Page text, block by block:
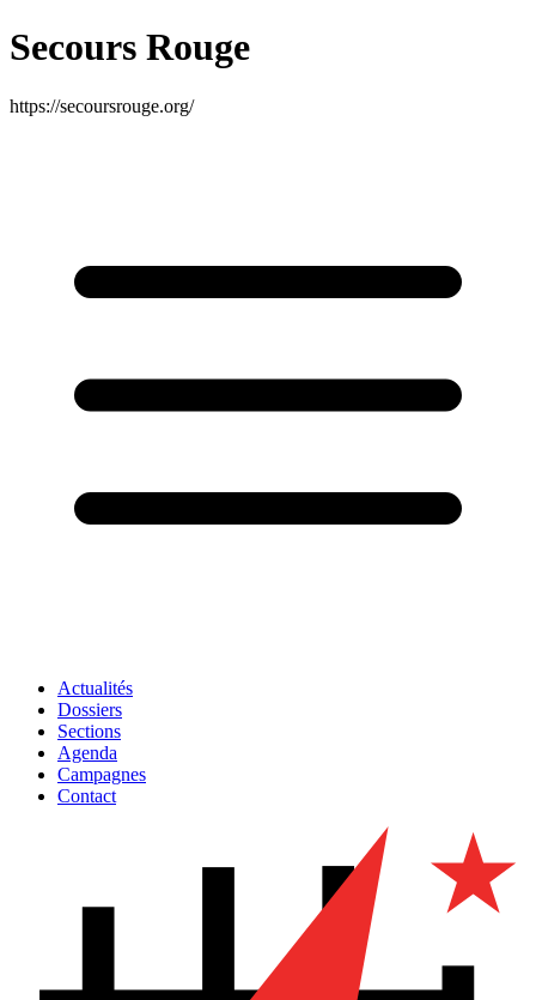
Secours Rouge
https://secoursrouge.org/
Actualités
Dossiers
Sections
Agenda
Campagnes
Contact